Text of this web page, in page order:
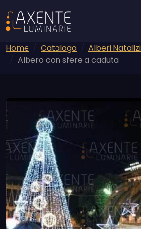
Home Catalogo
Alberi Natalizi
Albero con sfere a caduta